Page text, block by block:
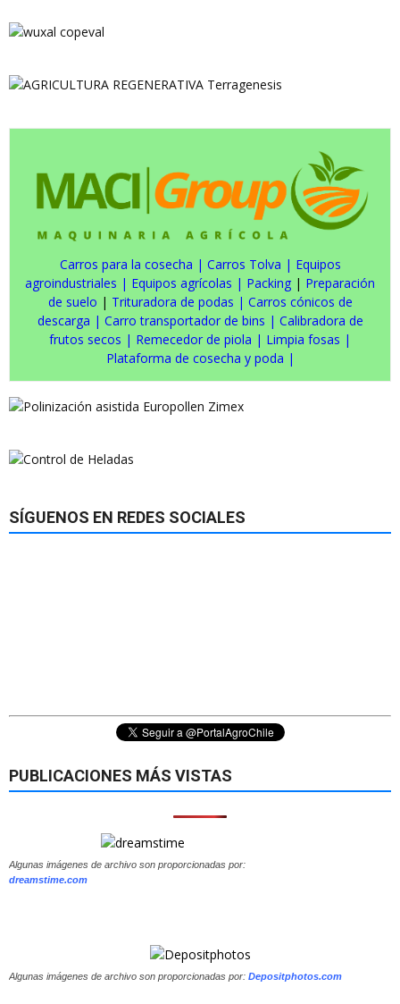
Carros para la cosecha | Carros Tolva | Equipos
agroindustriales | Equipos agrícolas | Packing | Preparación
de suelo | Trituradora de podas | Carros cónicos de
descarga | Carro transportador de bins | Calibradora de
frutos secos | Remecedor de piola | Limpia fosas |
Plataforma de cosecha y poda |
SÍGUENOS EN REDES SOCIALES
PUBLICACIONES MÁS VISTAS
Algunas imágenes de archivo son proporcionadas por:
dreamstime.com
Algunas imágenes de archivo son proporcionadas por: Depositphotos.com